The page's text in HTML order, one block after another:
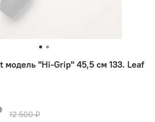
модель "Hi-Grip" 45,5 см 133. Leaf
12 500 ₽